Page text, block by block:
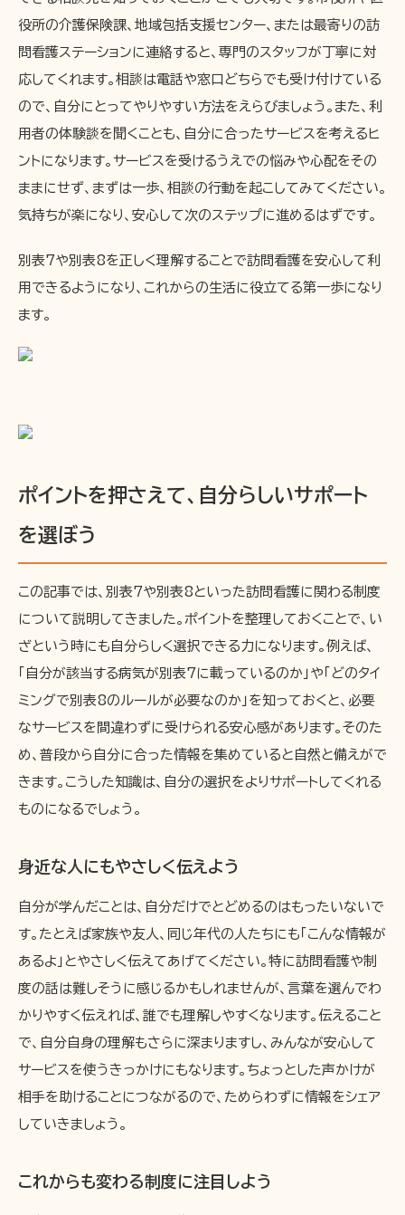
役所の介護保険課、地域包括支援センター、または最寄りの訪
問看護ステーションに連絡すると、専門のスタッフが丁寧に対
応してくれます。相談は電話や窓口どちらでも受け付けている
ので、自分にとってやりやすい方法をえらびましょう。また、利
用者の体験談を聞くことも、自分に合ったサービスを考えるヒ
ントになります。サービスを受けるうえでの悩みや心配をその
ままにせず、まずは一歩、相談の行動を起こしてみてください。
気持ちが楽になり、安心して次のステップに進めるはずです。
別表7や別表8を正しく理解することで訪問看護を安心して利
用できるようになり、これからの生活に役立てる第一歩になり
ます。
ポイントを押さえて、自分らしいサポート
を選ぼう
この記事では、別表7や別表8といった訪問看護に関わる制度
について説明してきました。ポイントを整理しておくことで、い
ざという時にも自分らしく選択できる力になります。例えば、
「自分が該当する病気が別表7に載っているのか」や「どのタイ
ミングで別表8のルールが必要なのか」を知っておくと、必要
なサービスを間違わずに受けられる安心感があります。そのた
め、普段から自分に合った情報を集めていると自然と備えがで
きます。こうした知識は、自分の選択をよりサポートしてくれる
ものになるでしょう。
身近な人にもやさしく伝えよう
自分が学んだことは、自分だけでとどめるのはもったいないで
す。たとえば家族や友人、同じ年代の人たちにも「こんな情報が
あるよ」とやさしく伝えてあげてください。特に訪問看護や制
度の話は難しそうに感じるかもしれませんが、言葉を選んでわ
かりやすく伝えれば、誰でも理解しやすくなります。伝えること
で、自分自身の理解もさらに深まりますし、みんなが安心して
サービスを使うきっかけにもなります。ちょっとした声かけが
相手を助けることにつながるので、ためらわずに情報をシェア
していきましょう。
これからも変わる制度に注目しよう